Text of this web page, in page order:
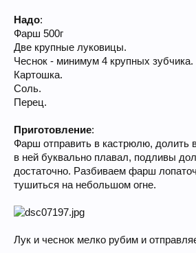
Надо:
Фарш 500г
Две крупные луковицы.
Чеснок - минимум 4 крупных зубчика.
Картошка.
Соль.
Перец.
Приготовление:
Фарш отправить в кастрюлю, долить
в ней буквально плавал, подливы
достаточно. Разбиваем фарш
тушиться на небольшом огне.
Лук и чеснок мелко рубим и